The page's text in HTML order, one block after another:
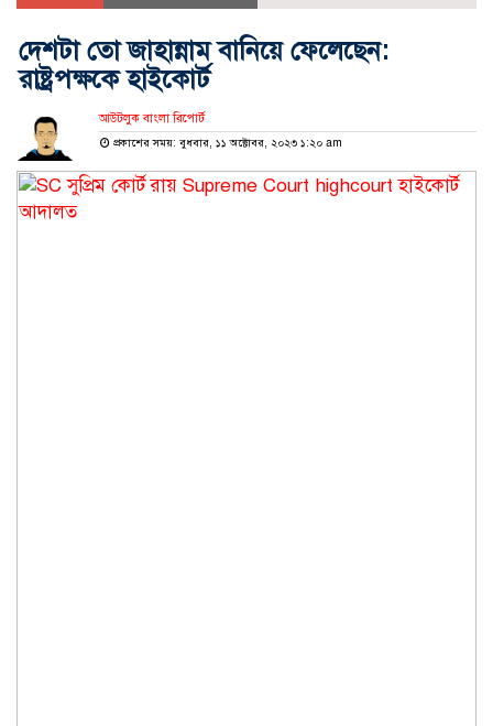
দেশটা তো জাহান্নাম বানিয়ে ফেলেছেন:
রাষ্ট্রপক্ষকে হাইকোর্ট
আউটলুক বাংলা রিপোর্ট
প্রকাশের সময়: বুধবার, ১১ অক্টোবর, ২০২৩ ১:২০ am